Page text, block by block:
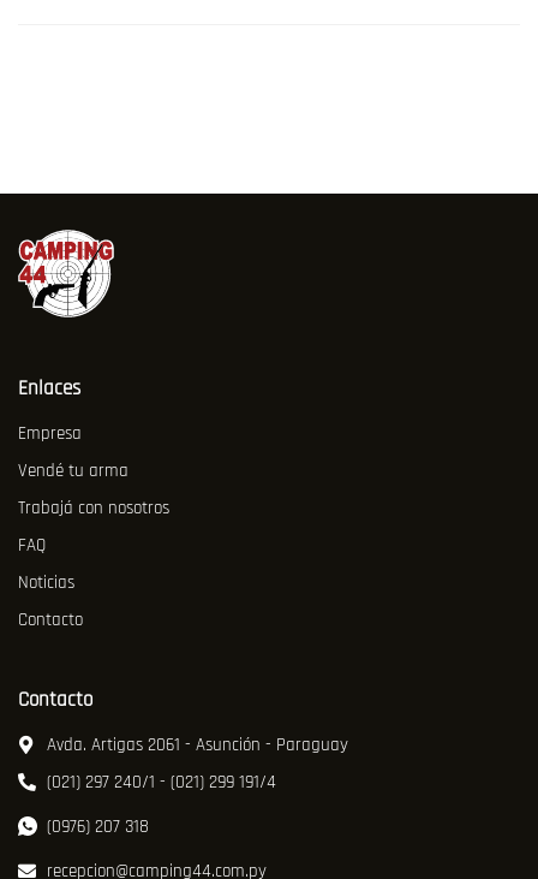
Enlaces
Empresa
Vendé tu arma
Trabajá con nosotros
FAQ
Noticias
Contacto
Contacto
Avda. Artigas 2061 - Asunción - Paraguay
(021) 297 240/1 - (021) 299 191/4
(0976) 207 318
recepcion@camping44.com.py